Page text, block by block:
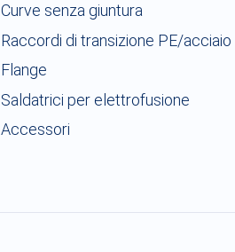
Curve senza giuntura
Raccordi di transizione PE/acciaio
Flange
Saldatrici per elettrofusione
Accessori